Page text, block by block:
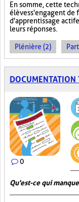
En somme, cette
élèves s'engagent de
d'apprentissage actif
leurs réponses.
Plénière (2)
DOCUMENTATION
0
Qu'est-ce qui